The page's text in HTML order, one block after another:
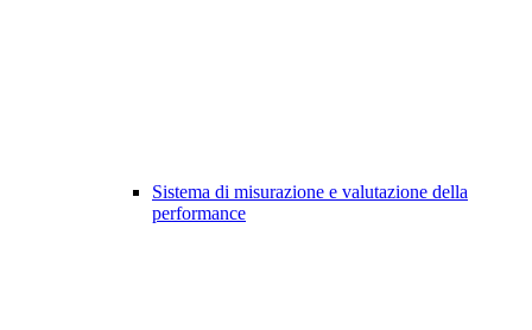
Sistema di misurazione e valutazione della
performance